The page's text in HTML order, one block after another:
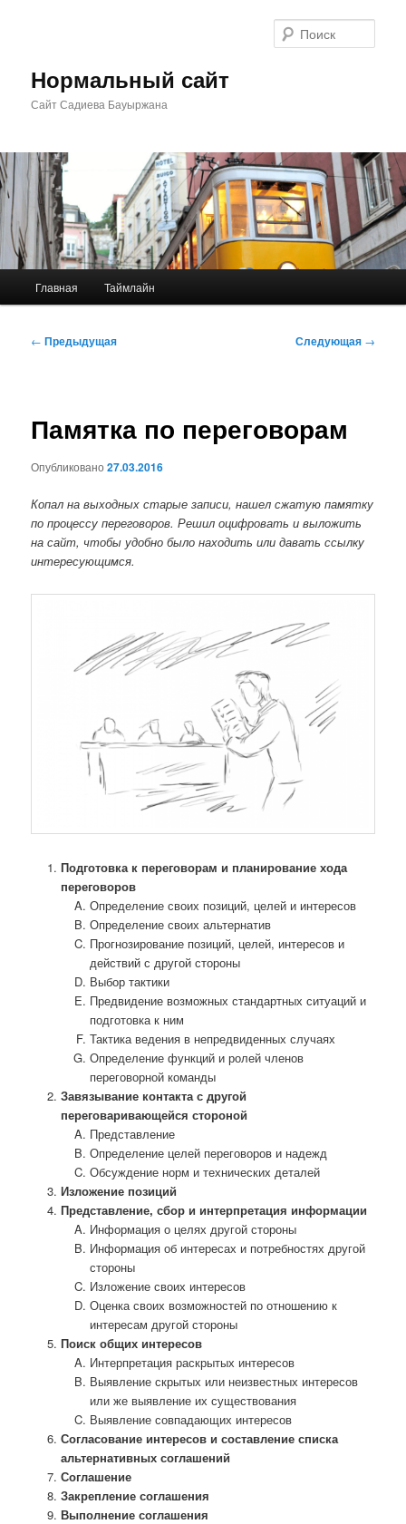
Нормальный сайт
Сайт Садиева Бауыржана
Главная Таймлайн
Навигация
← Предыдущая Следующая →
Памятка по переговорам
Опубликовано27.03.2016
Копал на выходных старые записи, нашел сжатую памятку
по процессу переговоров. Решил оцифровать и выложить
на сайт, чтобы удобно было находить или давать ссылку
интересующимся.
Подготовка к переговорам и планирование хода
переговоров
Определение своих позиций, целей и интересов
Определение своих альтернатив
Прогнозирование позиций, целей, интересов и
действий с другой стороны
Выбор тактики
Предвидение возможных стандартных ситуаций и
подготовка к ним
Тактика ведения в непредвиденных случаях
Определение функций и ролей членов
переговорной команды
Завязывание контакта с другой
переговаривающейся стороной
Представление
Определение целей переговоров и надежд
Обсуждение норм и технических деталей
Изложение позиций
Представление, сбор и интерпретация информации
Информация о целях другой стороны
Информация об интересах и потребностях другой
стороны
Изложение своих интересов
Оценка своих возможностей по отношению к
интересам другой стороны
Поиск общих интересов
Интерпретация раскрытых интересов
Выявление скрытых или неизвестных интересов
или же выявление их существования
Выявление совпадающих интересов
Согласование интересов и составление списка
альтернативных соглашений
Соглашение
Закрепление соглашения
Выполнение соглашения